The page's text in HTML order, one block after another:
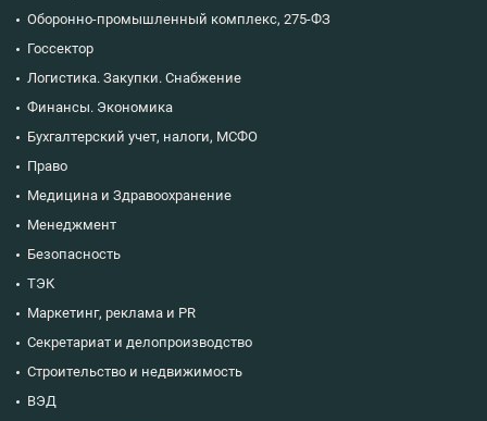
Оборонно-промышленный комплекс, 275-ФЗ
Госсектор
Логистика. Закупки. Снабжение
Финансы. Экономика
Бухгалтерский учет, налоги, МСФО
Право
Медицина и Здравоохранение
Менеджмент
Безопасность
ТЭК
Маркетинг, реклама и PR
Секретариат и делопроизводство
Строительство и недвижимость
ВЭД